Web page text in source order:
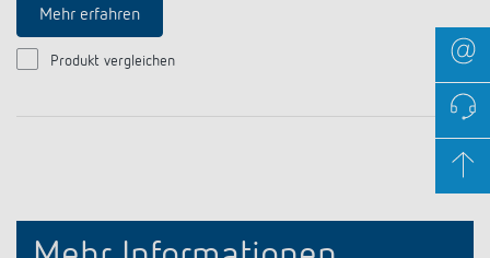
Mehr erfahren
Produkt vergleichen